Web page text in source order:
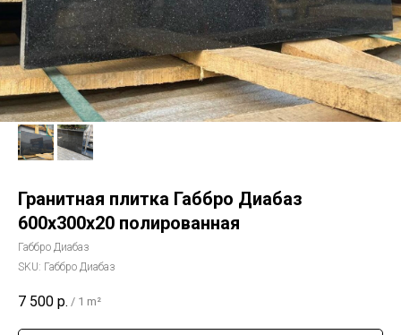
Гранитная плитка Габбро Диабаз
600х300х20 полированная
Габбро Диабаз
SKU: Габбро Диабаз
7 500 р. / 1 m²